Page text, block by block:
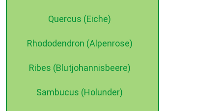
Quercus (Eiche)
Rhododendron (Alpenrose)
Ribes (Blutjohannisbeere)
Sambucus (Holunder)